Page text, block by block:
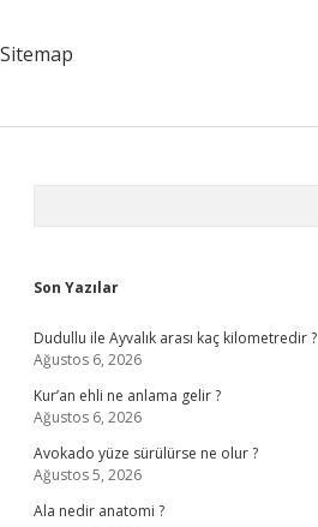
Sitemap
Son Yazılar
Dudullu ile Ayvalık arası kaç kilometredir ?
Ağustos 6, 2026
Kur’an ehli ne anlama gelir ?
Ağustos 6, 2026
Avokado yüze sürülürse ne olur ?
Ağustos 5, 2026
Ala nedir anatomi ?